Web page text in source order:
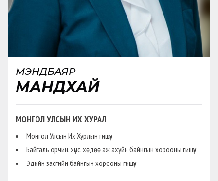
МЭНДБАЯР
МАНДХАЙ
МОНГОЛ УЛСЫН ИХ ХУРАЛ
Монгол Улсын Их Хурлын гишүүн
Байгаль орчин, хүнс, хөдөө аж ахуйн байнгын хорооны гишүүн
Эдийн засгийн байнгын хорооны гишүүн